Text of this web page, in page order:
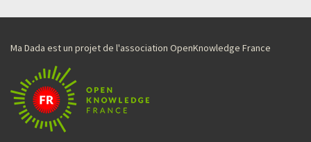
Ma Dada est un projet de l'association OpenKnowledge France